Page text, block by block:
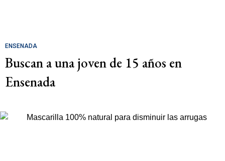
ENSENADA
Buscan a una joven de 15 años en
Ensenada